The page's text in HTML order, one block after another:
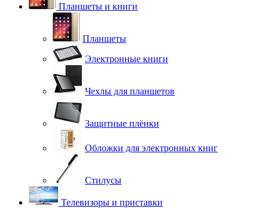
Планшеты и книги
Планшеты
Электронные книги
Чехлы для планшетов
Защитные плёнки
Обложки для электронных книг
Стилусы
Телевизоры и приставки